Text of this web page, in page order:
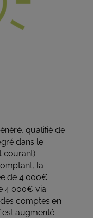
qualifié de
dans le
courant)
la
de 4 000€
4 000€ via
comptes en
est augmenté